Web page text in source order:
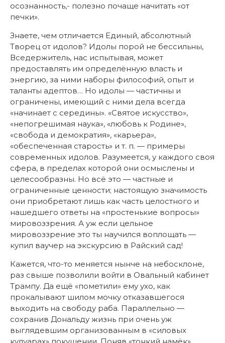
осознанность,- полезно почаще начитать «от
печки».
Знаете, чем отличается Единый, абсолютный
Творец от идолов? Идолы порой не бессильны,
Вседержитель, нас испытывая, может
предоставлять им определённую власть и
энергию, за ними наборы философий, опыт и
таланты адептов… Но идолы — частичны и
ограничены, имеющий с ними дела всегда
«начинает с середины». «Святое искусство»,
«непогрешимая наука», «любовь к Родине»,
«свобода и демократия», «карьера»,
«обеспеченная старость» и т. п. — примеры
современных идолов. Разумеется, у каждого своя
сфера, в пределах которой они осмыслены и
целесообразны. Но всё это — частные и
ограниченные ценности; настоящую значимость
они приобретают лишь как часть целостного и
нашедшего ответы на «простенькие вопросы»
мировоззрения. А уж если цельное
мировоззрение это ты научился воплощать —
купил ваучер на экскурсию в Райский сад!
Кажется, что-то меняется нынче на небосклоне,
раз свыше позволили войти в Овальный кабинет
Трампу. Да ещё «пометили» ему ухо, как
прокалывают шилом мочку отказавшегося
выходить на свободу раба. Параллельно —
сохранив Дональду жизнь при очень уж
выглядевшим организованным в «силовых